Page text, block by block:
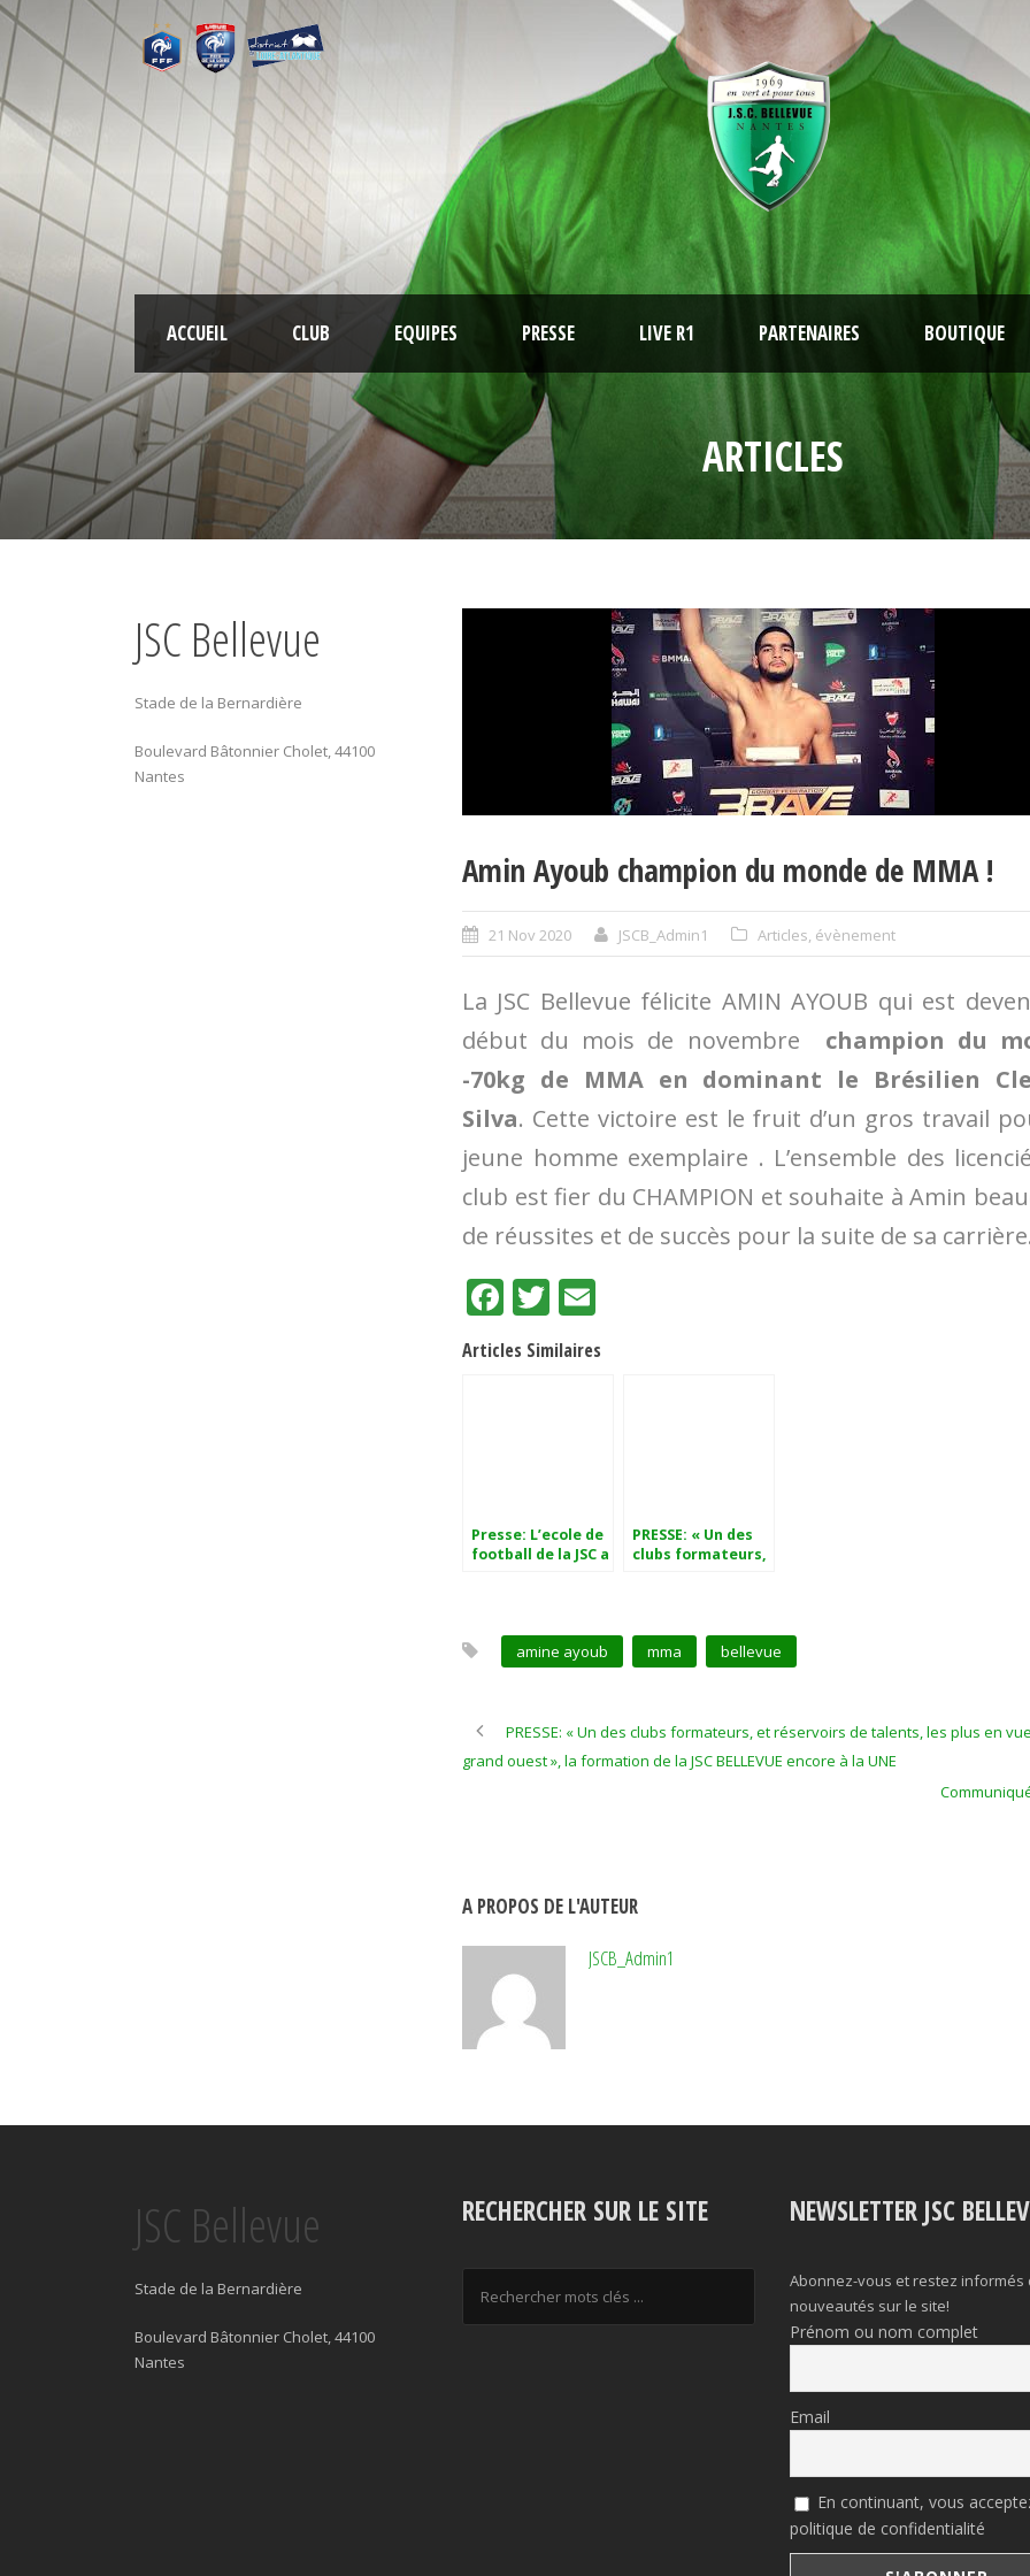
ACCUEIL CLUB EQUIPES PRESSE LIVE R1 PARTENAIRES BOUTIQUE
ARTICLES
Amin Ayoub champion du monde de MMA !
21 Nov 2020 JSCB_Admin1 Articles, évènement
La JSC Bellevue félicite AMIN AYOUB qui est
début du mois de novembre champion du
-70kg de MMA en dominant le Brésilien
Silva. Cette victoire est le fruit d’un gros travail
jeune homme exemplaire . L’ensemble des
club est fier du CHAMPION et souhaite à Amin
de réussites et de succès pour la suite de sa carrière.
Facebook
Twitter
Articles Similaires
Presse: L’ecole de
football de la JSC a
PRESSE: « Un des
clubs formateurs,
ouest », la
formation de la
JSC BELLEVUE
amine ayoub mma bellevue
PRESSE: « Un des clubs formateurs, et réservoirs de talents, les plus en
grand ouest », la formation de la JSC BELLEVUE encore à la UNE
A PROPOS DE L'AUTEUR
JSCB_Admin1
JSC Bellevue
Stade de la Bernardière
Boulevard Bâtonnier Cholet, 44100
Nantes
JSC Bellevue
Stade de la Bernardière
Boulevard Bâtonnier Cholet, 44100
Nantes
RECHERCHER SUR LE SITE NEWSLETTER JSC
Abonnez-vous et restez informés
nouveautés sur le site!
Prénom ou nom complet
Email
En continuant, vous
politique de confidentialité